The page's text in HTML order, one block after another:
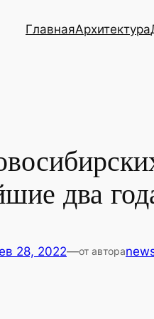
ГлавнаяАрхитектура
два
28, 2022—от автора